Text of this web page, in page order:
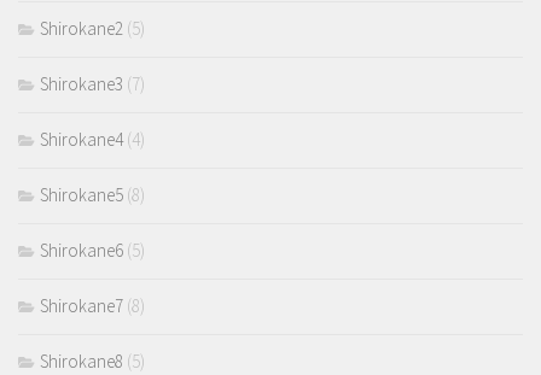
Shirokane2 (5)
Shirokane3 (7)
Shirokane4(4)
Shirokane5 (8)
Shirokane6 (5)
Shirokane7 (8)
Shirokane8 (5)